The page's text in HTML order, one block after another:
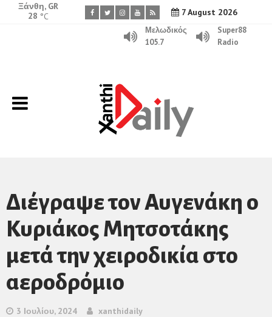
7 August 2026
Ξάνθη, GR
28 °C
Μελωδικός
105.7
Super88
Radio
Διέγραψε τον Αυγενάκη ο
Κυριάκος Μητσοτάκης
μετά την χειροδικία στο
αεροδρόμιο
3 Ιουλίου, 2024 xanthidaily